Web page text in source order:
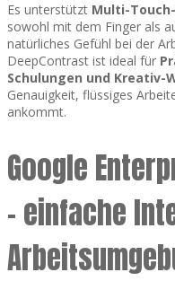
Es unterstützt Multi-
sowohl mit dem Finger als
natürliches Gefühl bei der
DeepContrast ist ideal für
Schulungen und Kreativ-
Genauigkeit, flüssiges
ankommt.
Google
– einfache